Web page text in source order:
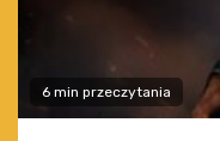
6 min przeczytania